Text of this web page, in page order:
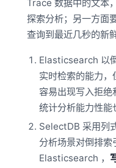
Trace 数据中的文本
探索分析；另一方面
查询到最近几秒的新
Elasticsearch 以
实时检索的能力
容易出现写入拒
统计分析能力性能
SelectDB 采用列
分析场景对倒排
Elasticsearch ，